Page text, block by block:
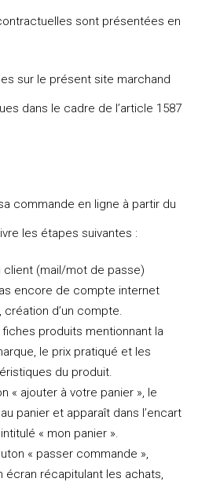
sont présentées en
sur le présent site marchand
dans le cadre de l’article 1587
commande en ligne à partir du
les étapes suivantes :
client (mail/mot de passe)
encore de compte internet
création d’un compte.
produits mentionnant la
le prix pratiqué et les
du produit.
« ajouter à votre panier », le
panier et apparaît dans l’encart
« mon panier ».
« passer commande »,
écran récapitulant les achats,